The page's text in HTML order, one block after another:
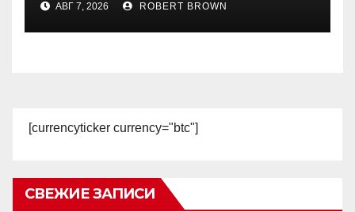
АВГ 7, 2026 ROBERT BROWN
[currencyticker currency="btc"]
СВЕЖИЕ ЗАПИСИ